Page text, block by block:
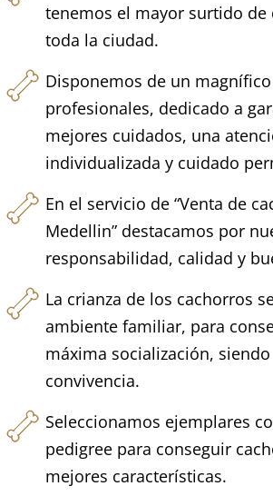
tenemos el mayor surtido de
toda la ciudad.
Disponemos de un
profesionales, dedicado a
mejores cuidados, una
individualizada y cuidado
En el servicio de “Venta de
Medellin” destacamos por
responsabilidad, calidad y
La crianza de los cachorros
ambiente familiar, para
máxima socialización,
convivencia.
Seleccionamos ejemplares
pedigree para conseguir
mejores características.